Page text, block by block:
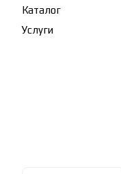
Каталог
Услуги